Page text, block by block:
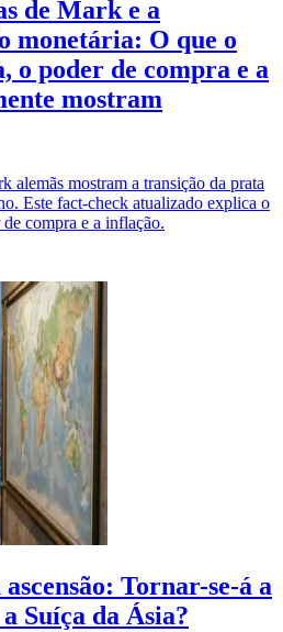
de Mark e a
monetária: O que o
o poder de compra e a
mostram
alemãs mostram a transição da prata
Este fact-check atualizado explica o
compra e a inflação.
Tornar-se-á a
Suíça da Ásia?